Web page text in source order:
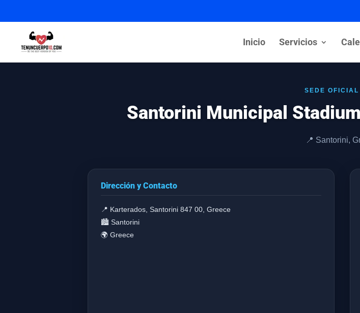
Inicio Servicios
SEDE
Santorini Municipal
📍 Santorini,
Dirección y Contacto
📍 Karterados, Santorini 847 00, Greece
🏙️ Santorini
🌍 Greece